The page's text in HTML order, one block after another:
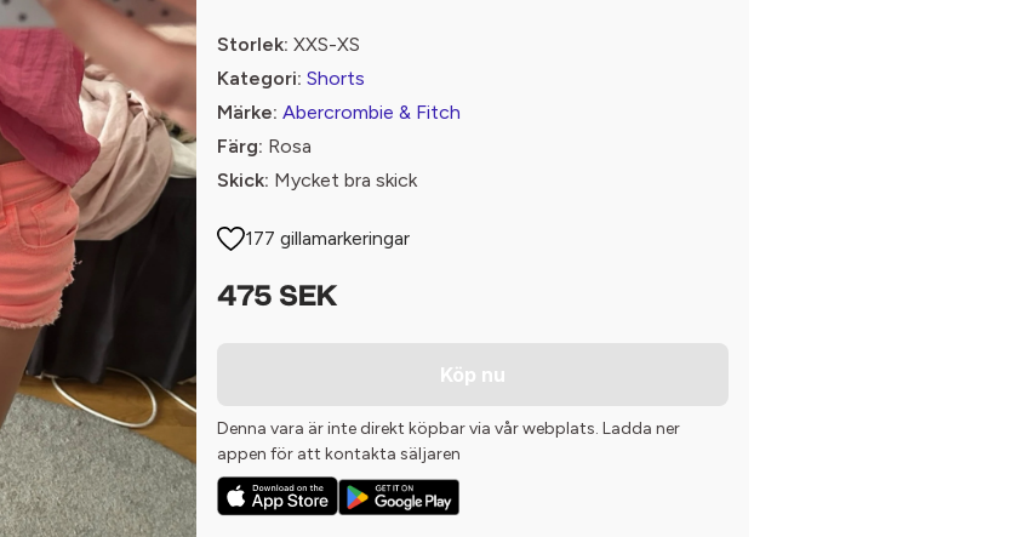
Storlek: XXS-XS
Kategori: Shorts
Märke: Abercrombie & Fitch
Färg: Rosa
Skick: Mycket bra skick
177 gillamarkeringar
475 SEK
Köp nu
Denna vara är inte direkt köpbar via vår webplats. Ladda ner
appen för att kontakta säljaren